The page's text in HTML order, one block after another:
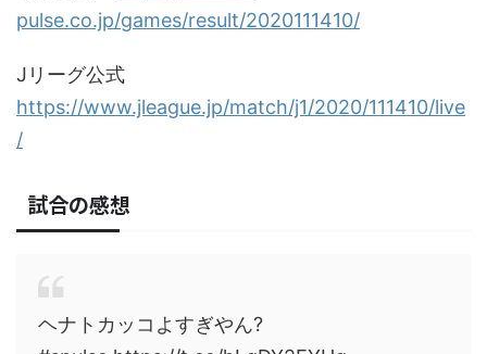
pulse.co.jp/games/result/2020111410/
Jリーグ公式
https://www.jleague.jp/match/j1/2020/111410/live
/
試合の感想
ヘナトカッコよすぎやん?